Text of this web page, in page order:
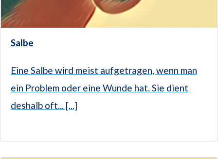
Salbe
Eine Salbe wird meist aufgetragen, wenn man
ein Problem oder eine Wunde hat. Sie dient
deshalb oft... [...]